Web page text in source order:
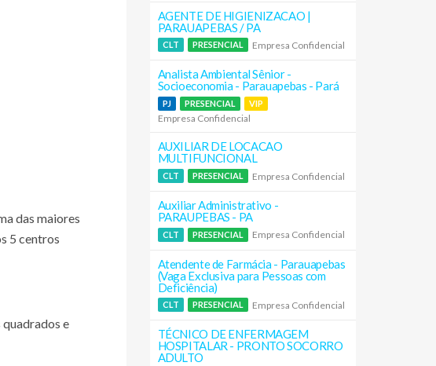
das maiores
5 centros
e
AGENTE DE HIGIENIZACAO |
PARAUAPEBAS / PA
CLT PRESENCIAL Empresa Confidencial
Analista Ambiental Sênior -
Socioeconomia - Parauapebas - Pará
PJ PRESENCIAL VIP
Empresa Confidencial
AUXILIAR DE LOCACAO
MULTIFUNCIONAL
CLT PRESENCIAL Empresa Confidencial
Auxiliar Administrativo -
PARAUPEBAS - PA
CLT PRESENCIAL Empresa Confidencial
Atendente de Farmácia - Parauapebas
(Vaga Exclusiva para Pessoas com
Deficiência)
CLT PRESENCIAL Empresa Confidencial
TÉCNICO DE ENFERMAGEM
HOSPITALAR - PRONTO SOCORRO
ADULTO